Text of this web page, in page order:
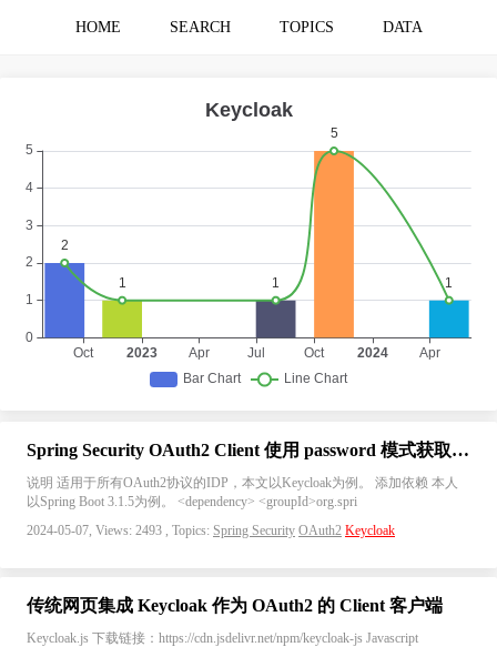
HOME SEARCH TOPICS DATA
Spring Security OAuth2 Client 使用 password 模式获取 AccessToken 和 RefreshToken
说明 适用于所有OAuth2协议的IDP，本文以Keycloak为例。 添加依赖 本人
以Spring Boot 3.1.5为例。 <dependency> <groupId>org.spri
2024-05-07, Views: 2493 , Topics: Spring Security OAuth2 Keycloak
传统网页集成 Keycloak 作为 OAuth2 的 Client 客户端
Keycloak.js 下载链接：https://cdn.jsdelivr.net/npm/keycloak-js Javascript